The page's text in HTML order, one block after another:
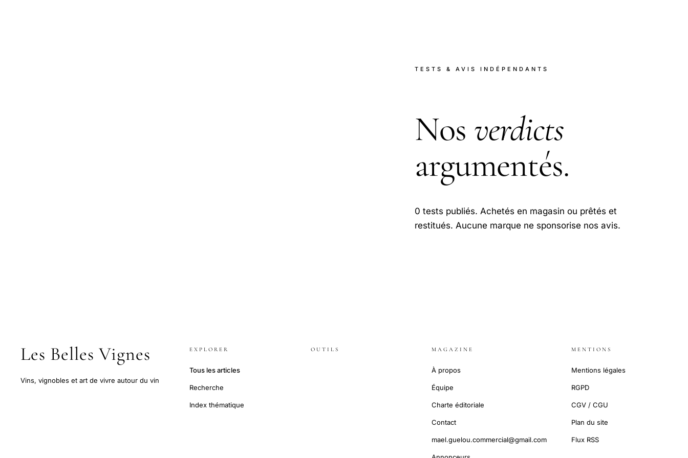
TESTS & AVIS INDÉPENDANTS
Nos verdicts
argumentés.
0 tests publiés. Achetés en magasin ou prêtés et
restitués. Aucune marque ne sponsorise nos avis.
Les Belles Vignes
Vins, vignobles et art de vivre autour du vin
EXPLORER
Tous les articles
Recherche
Index thématique
OUTILS MAGAZINE
À propos
Équipe
Charte éditoriale
Contact
mael.guelou.commercial@gmail.com
MENTIONS
Mentions légales
RGPD
CGV / CGU
Plan du site
Flux RSS